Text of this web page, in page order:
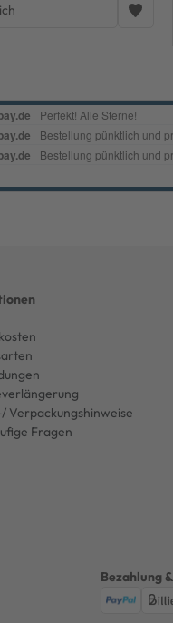
Verpackungshinweise
Fragen
Bezahlung